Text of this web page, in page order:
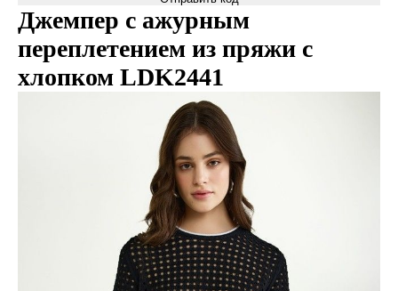
Джемпер с ажурным
переплетением из пряжи с
хлопком LDK2441